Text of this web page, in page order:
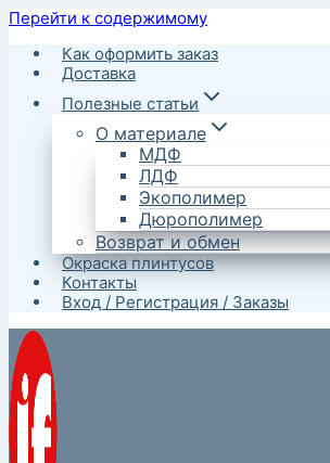
Перейти к содержимому
Как оформить заказ
Доставка
Полезные статьи
О материале
МДФ
ЛДФ
Экополимер
Дюрополимер
Возврат и обмен
Окраска плинтусов
Контакты
Вход / Регистрация / Заказы